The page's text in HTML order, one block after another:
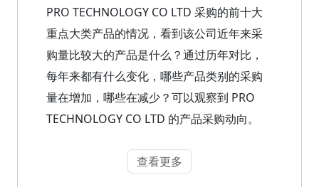
PRO TECHNOLOGY CO LTD 采购的前十大
重点大类产品的情况，看到该公司近年来采
购量比较大的产品是什么？通过历年对比，
每年来都有什么变化，哪些产品类别的采购
量在增加，哪些在减少？可以观察到 PRO
TECHNOLOGY CO LTD 的产品采购动向。
查看更多